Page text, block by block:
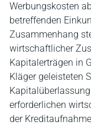
Werbungskosten
betreffenden
Zusammenhang
wirtschaftlicher
Kapitalerträgen in
Kläger geleisteten
erforderlichen
der